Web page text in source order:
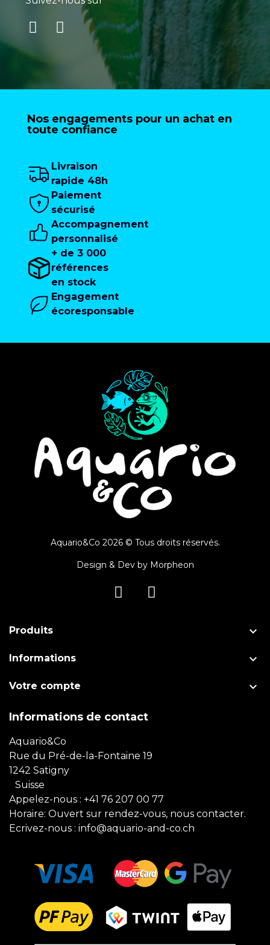
Nos engagements pour un achat en
toute confiance
Livraison
rapide 48h
Paiement
sécurisé
Accompagnement
personnalisé
+ de 3 000
références
en stock
Engagement
écoresponsable
Aquario&Co 2026 © Tous droits réservés.
Design & Dev by Morpheon
Produits 
Informations 
Votre compte 
Informations de contact
Aquario&Co
Rue du Pré-de-la-Fontaine 19
1242 Satigny
Suisse
Appelez-nous : +41 76 207 00 77
Horaire: Ouvert sur rendez-vous, nous contacter.
Ecrivez-nous : info@aquario-and-co.ch